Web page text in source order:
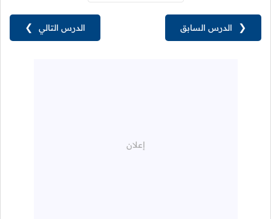
الدرس التالي ❯ ❮ الدرس السابق